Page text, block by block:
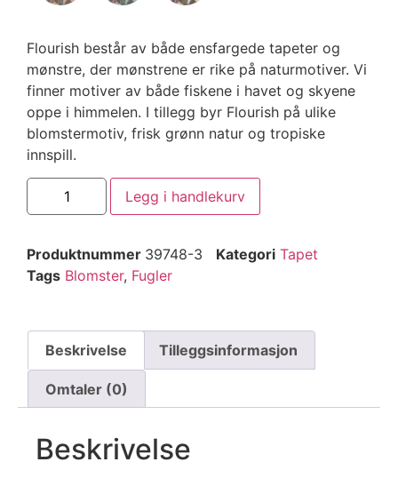
Flourish består av både ensfargede tapeter og
mønstre, der mønstrene er rike på naturmotiver. Vi
finner motiver av både fiskene i havet og skyene
oppe i himmelen. I tillegg byr Flourish på ulike
blomstermotiv, frisk grønn natur og tropiske
innspill.
Legg i handlekurv
Produktnummer 39748-3 Kategori Tapet
Tags Blomster, Fugler
Beskrivelse Tilleggsinformasjon
Omtaler (0)
Beskrivelse